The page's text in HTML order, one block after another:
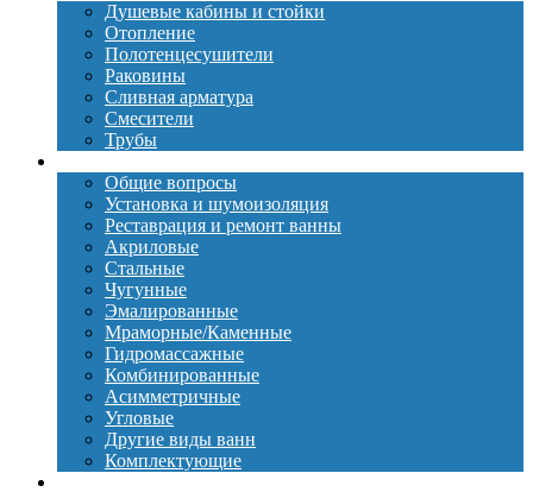
Душевые кабины и стойки
Отопление
Полотенцесушители
Раковины
Сливная арматура
Смесители
Трубы
Общие вопросы
Установка и шумоизоляция
Реставрация и ремонт ванны
Акриловые
Стальные
Чугунные
Эмалированные
Мраморные/Каменные
Гидромассажные
Комбинированные
Асимметричные
Угловые
Другие виды ванн
Комплектующие